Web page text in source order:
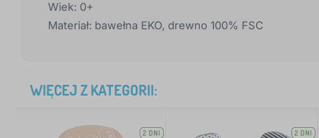
Wiek: 0+
Materiał: bawełna EKO, drewno 100% FSC
WIĘCEJ Z KATEGORII:
2 DNI 2 DNI